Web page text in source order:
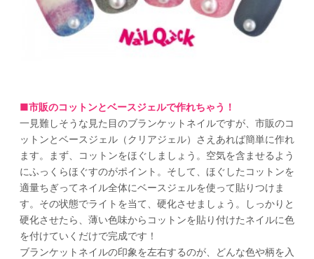
■市販のコットンとベースジェルで作れちゃう！
一見難しそうな見た目のブランケットネイルですが、市販のコ
ットンとベースジェル（クリアジェル）さえあれば簡単に作れ
ます。まず、コットンをほぐしましょう。空気を含ませるよう
にふっくらほぐすのがポイント。そして、ほぐしたコットンを
適量ちぎってネイル全体にベースジェルを使って貼りつけま
す。その状態でライトを当て、硬化させましょう。しっかりと
硬化させたら、薄い色味からコットンを貼り付けたネイルに色
を付けていくだけで完成です！
ブランケットネイルの印象を左右するのが、どんな色や柄を入